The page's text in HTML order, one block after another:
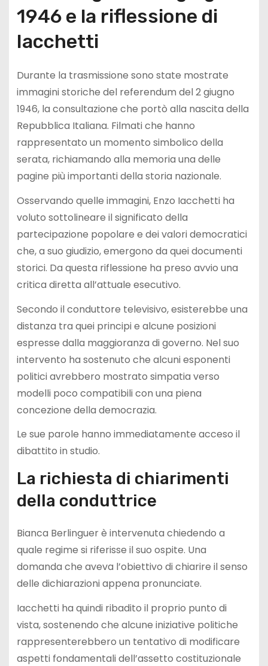
1946 e la riflessione di
Iacchetti
Durante la trasmissione sono state mostrate
immagini storiche del referendum del 2 giugno
1946, la consultazione che portò alla nascita della
Repubblica Italiana. Filmati che hanno
rappresentato un momento simbolico della
serata, richiamando alla memoria una delle
pagine più importanti della storia nazionale.
Osservando quelle immagini, Enzo Iacchetti ha
voluto sottolineare il significato della
partecipazione popolare e dei valori democratici
che, a suo giudizio, emergono da quei documenti
storici. Da questa riflessione ha preso avvio una
critica diretta all’attuale esecutivo.
Secondo il conduttore televisivo, esisterebbe una
distanza tra quei principi e alcune posizioni
espresse dalla maggioranza di governo. Nel suo
intervento ha sostenuto che alcuni esponenti
politici avrebbero mostrato simpatia verso
modelli poco compatibili con una piena
concezione della democrazia.
Le sue parole hanno immediatamente acceso il
dibattito in studio.
La richiesta di chiarimenti
della conduttrice
Bianca Berlinguer è intervenuta chiedendo a
quale regime si riferisse il suo ospite. Una
domanda che aveva l’obiettivo di chiarire il senso
delle dichiarazioni appena pronunciate.
Iacchetti ha quindi ribadito il proprio punto di
vista, sostenendo che alcune iniziative politiche
rappresenterebbero un tentativo di modificare
aspetti fondamentali dell’assetto costituzionale